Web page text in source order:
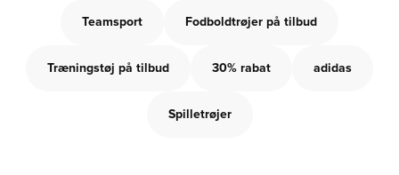
Teamsport Fodboldtrøjer på tilbud
Træningstøj på tilbud 30% rabat adidas
Spilletrøjer